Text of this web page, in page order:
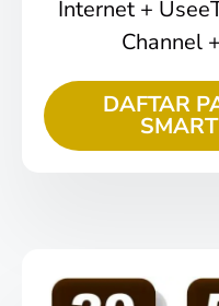
Internet +
Channel
DAFTAR